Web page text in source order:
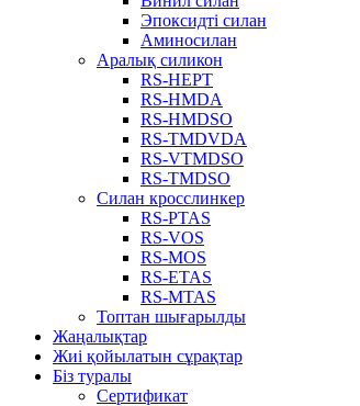
Эпоксидті силан
Аминосилан
Аралық силикон
RS-HEPT
RS-HMDA
RS-HMDSO
RS-TMDVDA
RS-VTMDSO
RS-TMDSO
Силан кросслинкер
RS-PTAS
RS-VOS
RS-MOS
RS-ETAS
RS-MTAS
Топтан шығарылды
Жаңалықтар
Жиі қойылатын сұрақтар
Біз туралы
Сертификат